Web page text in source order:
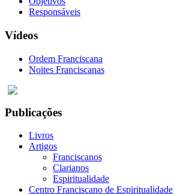
Responsáveis
Vídeos
Ordem Franciscana
Noites Franciscanas
Publicações
Livros
Artigos
Franciscanos
Clarianos
Espiritualidade
Centro Franciscano de Espiritualidade